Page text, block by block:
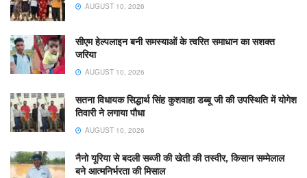
AUGUST 10, 2026
सीएम हेल्पलाइन बनी समस्याओं के त्वरित समाधान का सशक्त
जरिया
AUGUST 10, 2026
सतना विधायक सिद्धार्थ सिंह कुशवाहा डब्बू जी की उपस्थिति में योगेश
तिवारी ने लगाया पौधा
AUGUST 10, 2026
नैनो यूरिया से बदली सब्जी की खेती की तस्वीर, किसान सम्मेलाल
बने आत्मनिर्भरता की मिसाल